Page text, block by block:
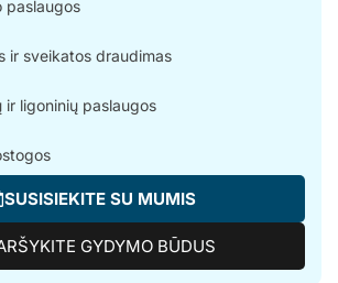
paslaugos
ir sveikatos draudimas
ir ligoninių paslaugos
SUSISIEKITE SU MUMIS
GYDYMO BŪDUS